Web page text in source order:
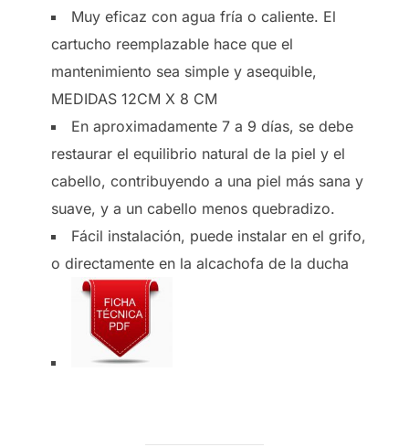
Muy eficaz con agua fría o caliente. El
cartucho reemplazable hace que el
mantenimiento sea simple y asequible,
MEDIDAS 12CM X 8 CM
En aproximadamente 7 a 9 días, se debe
restaurar el equilibrio natural de la piel y el
cabello, contribuyendo a una piel más sana y
suave, y a un cabello menos quebradizo.
Fácil instalación, puede instalar en el grifo,
o directamente en la alcachofa de la ducha